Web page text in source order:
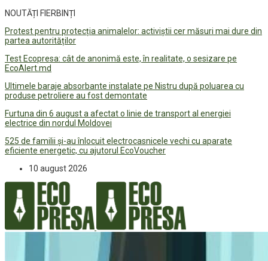
NOUTĂȚI FIERBINȚI
Protest pentru protecția animalelor: activiștii cer măsuri mai dure din
partea autorităților
Test Ecopresa: cât de anonimă este, în realitate, o sesizare pe
EcoAlert.md
Ultimele baraje absorbante instalate pe Nistru după poluarea cu
produse petroliere au fost demontate
Furtuna din 6 august a afectat o linie de transport al energiei
electrice din nordul Moldovei
525 de familii și-au înlocuit electrocasnicele vechi cu aparate
eficiente energetic, cu ajutorul EcoVoucher
10 august 2026